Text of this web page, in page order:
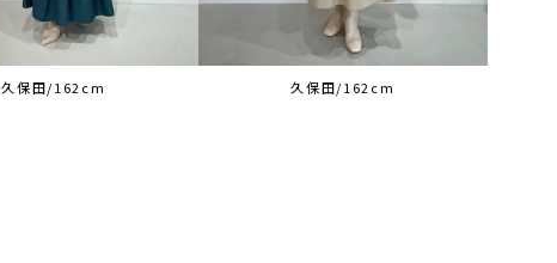
久保田/162cm 久保田/162cm